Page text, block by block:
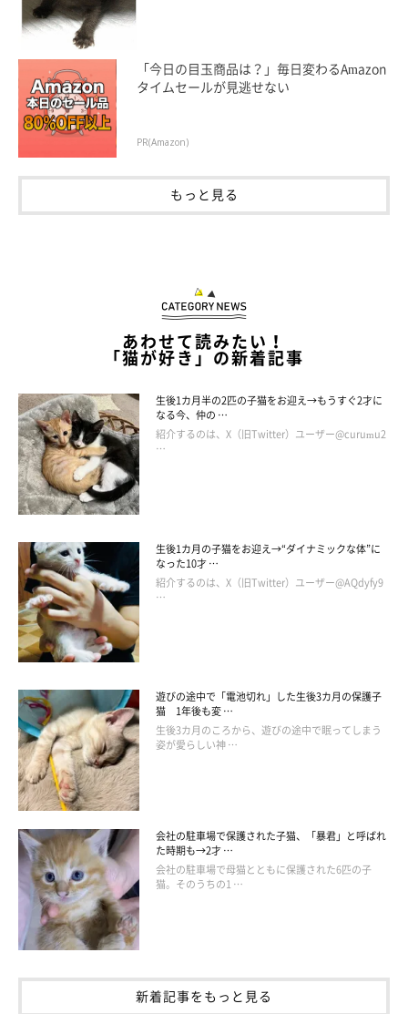
「今日の目玉商品は？」毎日変わるAmazon
タイムセールが見逃せない
PR(Amazon)
もっと見る
あわせて読みたい！
「猫が好き」の新着記事
生後1カ月半の2匹の子猫をお迎え→もうすぐ2才に
なる今、仲の …
紹介するのは、X（旧Twitter）ユーザー@curumu2
…
生後1カ月の子猫をお迎え→“ダイナミックな体”に
なった10才 …
紹介するのは、X（旧Twitter）ユーザー@AQdyfy9
…
遊びの途中で「電池切れ」した生後3カ月の保護子
猫 1年後も変 …
生後3カ月のころから、遊びの途中で眠ってしまう
姿が愛らしい神 …
会社の駐車場で保護された子猫、「暴君」と呼ばれ
た時期も→2才 …
会社の駐車場で母猫とともに保護された6匹の子
猫。そのうちの1 …
新着記事をもっと見る